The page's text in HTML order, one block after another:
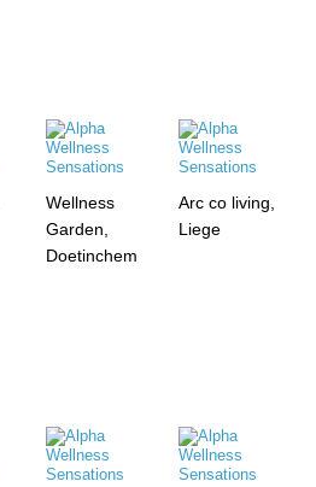
Wellness
Garden,
Doetinchem
Arc co living,
Liege